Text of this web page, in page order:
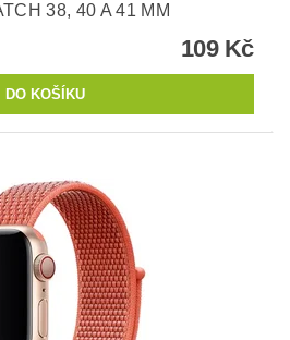
38, 40 A 41 MM
109 Kč